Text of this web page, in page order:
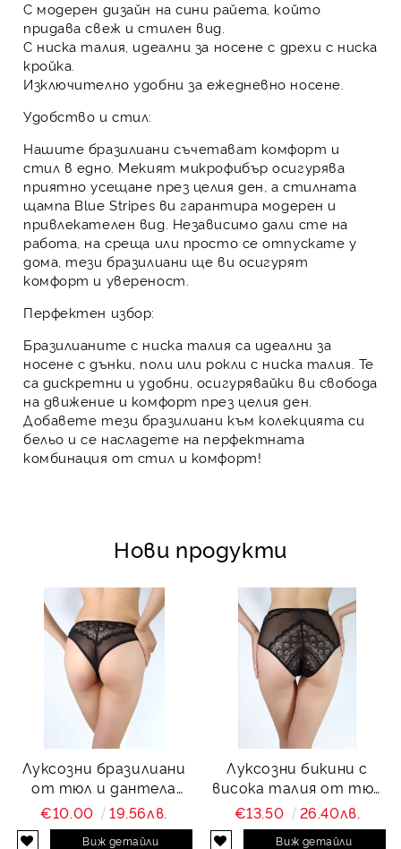
С модерен дизайн на сини райета, който
придава свеж и стилен вид.
С ниска талия, идеални за носене с дрехи с ниска
кройка.
Изключително удобни за ежедневно носене.
Удобство и стил:
Нашите бразилиани съчетават комфорт и
стил в едно. Мекият микрофибър осигурява
приятно усещане през целия ден, а стилната
щампа Blue Stripes ви гарантира модерен и
привлекателен вид. Независимо дали сте на
работа, на среща или просто се отпускате у
дома, тези бразилиани ще ви осигурят
комфорт и увереност.
Перфектен избор:
Бразилианите с ниска талия са идеални за
носене с дънки, поли или рокли с ниска талия. Те
са дискретни и удобни, осигурявайки ви свобода
на движение и комфорт през целия ден.
Добавете тези бразилиани към колекцията си
бельо и се насладете на перфектната
комбинация от стил и комфорт!
Нови продукти
Луксозни бразилиани
от тюл и дантела
Charity
€10.00 19.56лв.
Виж детайли
Луксозни бикини с
висока талия от тюл
и дантела Charity
€13.50 26.40лв.
Виж детайли